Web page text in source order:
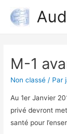
M-1
Non classé / Par
Au 1er Janvier
privé devront
santé pour